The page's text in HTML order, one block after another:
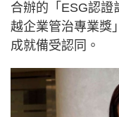
合辦的「ESG認證
越企業管治專業獎
成就備受認同。